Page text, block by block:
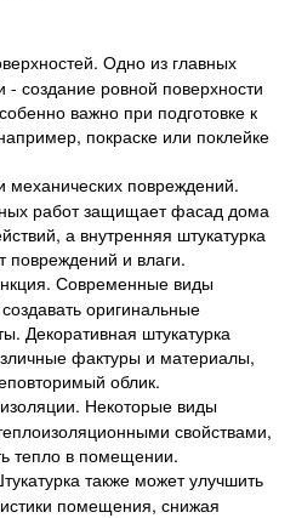
Одно из главных
- создание ровной поверхности
важно при подготовке к
покраске или поклейке
механических повреждений.
работ защищает фасад дома
а внутренняя штукатурка
повреждений и влаги.
Современные виды
оригинальные
Декоративная штукатурка
фактуры и материалы,
облик.
Некоторые виды
свойствами,
тепло в помещении.
также может улучшить
помещения, снижая